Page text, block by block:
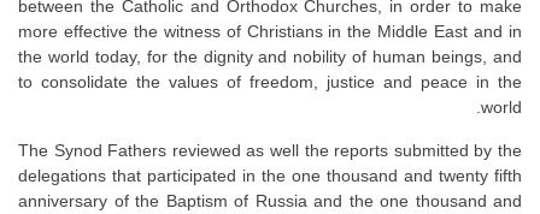
between the Catholic and Orthodox Churches, in order to make
more effective the witness of Christians in the Middle East and in
the world today, for the dignity and nobility of human beings, and
to consolidate the values of freedom, justice and peace in the
world.
The Synod Fathers reviewed as well the reports submitted by the
delegations that participated in the one thousand and twenty fifth
anniversary of the Baptism of Russia and the one thousand and